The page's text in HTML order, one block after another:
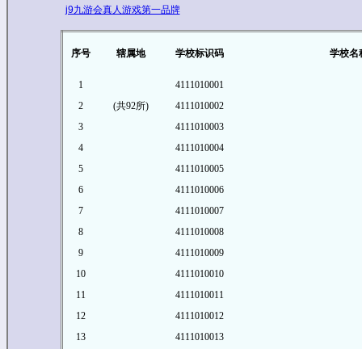
j9九游会真人游戏第一品牌
序号 辖属地 学校标识码 学校名
1
4111010001
2
(共92所)
4111010002
3
4111010003
4
4111010004
5
4111010005
6
4111010006
7
4111010007
8
4111010008
9
4111010009
10
4111010010
11
4111010011
12
4111010012
13
4111010013